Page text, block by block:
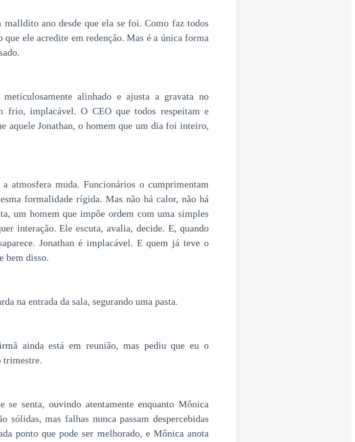
ano desde que ela se foi. Como faz todos
que ele acredite em redenção. Mas é a única forma
alinhado e ajusta a gravata no
frio, implacável. O CEO que todos respeitam e
aquele Jonathan, o homem que um dia foi inteiro,
atmosfera muda. Funcionários o cumprimentam
formalidade rígida. Mas não há calor, não há
um homem que impõe ordem com uma simples
interação. Ele escuta, avalia, decide. E, quando
Jonathan é implacável. E quem já teve o
bem disso.
na entrada da sala, segurando uma pasta.
ainda está em reunião, mas pediu que eu o
trimestre.
senta, ouvindo atentamente enquanto Mônica
sólidas, mas falhas nunca passam despercebidas
ponto que pode ser melhorado, e Mônica anota